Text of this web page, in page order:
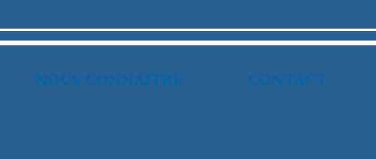
NOUS CONNAITRE CONTACT